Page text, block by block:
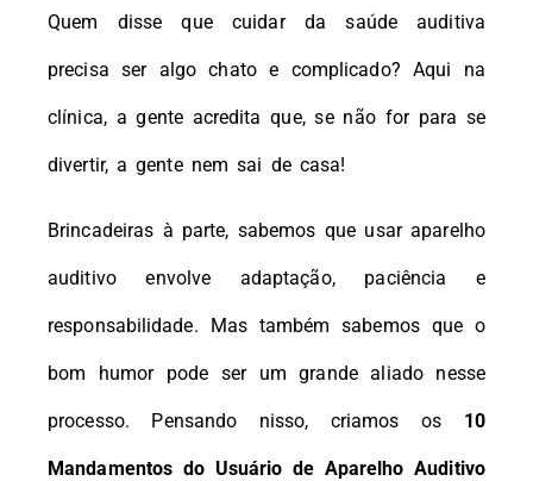
Quem disse que cuidar da saúde auditiva
precisa ser algo chato e complicado? Aqui na
clínica, a gente acredita que, se não for para se
divertir, a gente nem sai de casa!
Brincadeiras à parte, sabemos que usar aparelho
auditivo envolve adaptação, paciência e
responsabilidade. Mas também sabemos que o
bom humor pode ser um grande aliado nesse
processo. Pensando nisso, criamos os 10
Mandamentos do Usuário de Aparelho Auditivo